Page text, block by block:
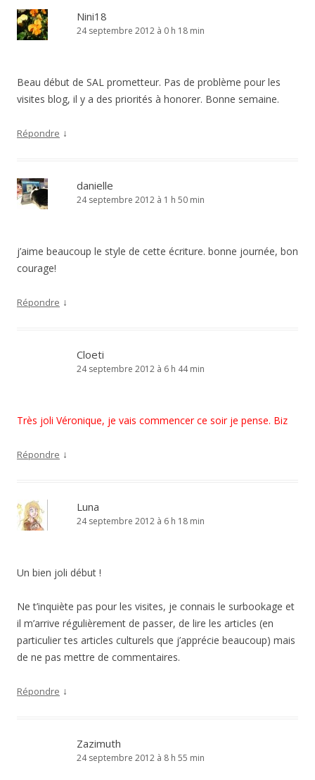
Nini18
24 septembre 2012 à 0 h 18 min
Beau début de SAL prometteur. Pas de problème pour les
visites blog, il y a des priorités à honorer. Bonne semaine.
Répondre ↓
danielle
24 septembre 2012 à 1 h 50 min
j’aime beaucoup le style de cette écriture. bonne journée, bon
courage!
Répondre ↓
Cloeti
24 septembre 2012 à 6 h 44 min
Très joli Véronique, je vais commencer ce soir je pense. Biz
Répondre ↓
Luna
24 septembre 2012 à 6 h 18 min
Un bien joli début !
Ne t’inquiète pas pour les visites, je connais le surbookage et
il m’arrive régulièrement de passer, de lire les articles (en
particulier tes articles culturels que j’apprécie beaucoup) mais
de ne pas mettre de commentaires.
Répondre ↓
Zazimuth
24 septembre 2012 à 8 h 55 min